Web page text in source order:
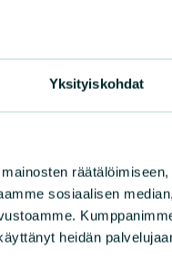
Yksityiskohdat
sosiaalisen
heidän